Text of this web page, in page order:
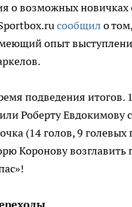
о возможных новичках
.ruсообщил о
опыт
подведения
Роберту Евдокимову
(14 голов, 9
Коронову